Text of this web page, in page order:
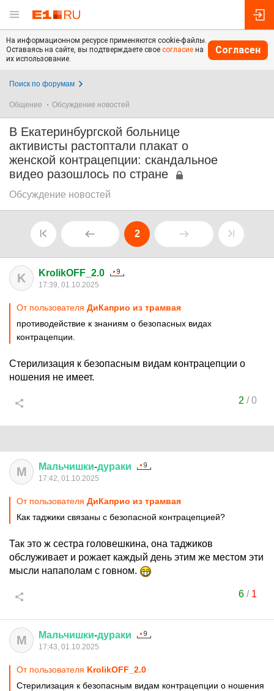
На информационном ресурсе применяются cookie-файлы.
Оставаясь на сайте, вы подтверждаете свое согласие на
их использование.
Согласен
Поиск по форумам
Общение Обсуждение новостей
В Екатеринбургской больнице
активисты растоптали плакат о
женской контрацепции: скандальное
видео разошлось по стране
Обсуждение новостей
2
K KrolikOFF_2.0
17:39, 01.10.2025
От пользователя ДиКаприо из трамвая
противодействие к знаниям о безопасных видах
контрацепции.
Стерилизация к безопасным видам контрацепции о
ношения не имеет.
2 /0
М Мальчишки-дураки
17:42, 01.10.2025
От пользователя ДиКаприо из трамвая
Как таджики связаны с безопасной контрацепцией?
Так это ж сестра головешкина, она таджиков
обслуживает и рожает каждый день этим же местом эти
мысли напаполам с говном.
6/ 1
М Мальчишки-дураки
17:43, 01.10.2025
От пользователя KrolikOFF_2.0
Стерилизация к безопасным видам контрацепции о ношения